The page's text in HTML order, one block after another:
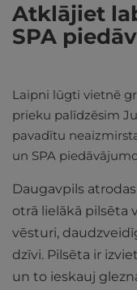
Atklājiet
SPA
Laipni lūgti vietnē
prieku palīdzēsim
pavadītu
un SPA
Daugavpils
otrā lielākā pilsēta
vēsturi,
dzīvi. Pilsēta ir
un to ieskauj